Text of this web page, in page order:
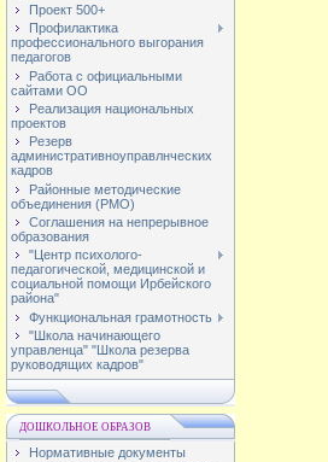
Проект 500+
Профилактика
профессионального выгорания
педагогов
Работа с официальными
сайтами ОО
Реализация национальных
проектов
Резерв
административноуправлнческих
кадров
Районные методические
объединения (РМО)
Соглашения на непрерывное
образования
"Центр психолого-
педагогической, медицинской и
социальной помощи Ирбейского
района"
Функциональная грамотность
"Школа начинающего
управленца" "Школа резерва
руководящих кадров"
ДОШКОЛЬНОЕ ОБРАЗОВ
Нормативные документы